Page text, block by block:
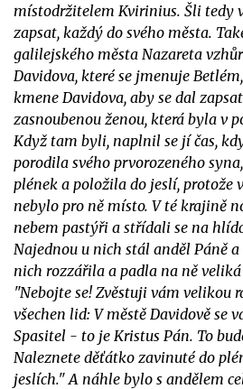
místodržitelem Kvirinius. Šli tedy
zapsat, každý do svého města.
galilejského města Nazareta
Davidova, které se jmenuje
kmene Davidova, aby se dal
zasnoubenou ženou, která byla v
Když tam byli, naplnil se jí čas,
porodila svého prvorozeného
plének a položila do jeslí, protože
nebylo pro ně místo. V té krajině
nebem pastýři a střídali se na
Najednou u nich stál anděl Páně
nich rozzářila a padla na ně
"Nebojte se! Zvěstuji vám velikou
všechen lid: V městě Davidově se
Spasitel - to je Kristus Pán. To
Naleznete děťátko zavinuté do
jeslích." A náhle bylo s andělem